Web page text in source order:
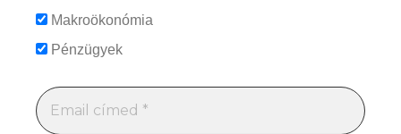
Makroökonómia
Pénzügyek